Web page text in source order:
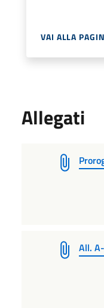
VAI ALLA
Allegati
All.